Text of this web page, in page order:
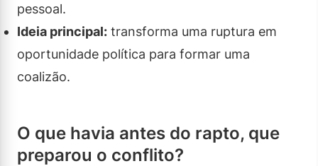
pessoal.
Ideia principal: transforma uma ruptura em
oportunidade política para formar uma
coalizão.
O que havia antes do rapto, que
preparou o conflito?